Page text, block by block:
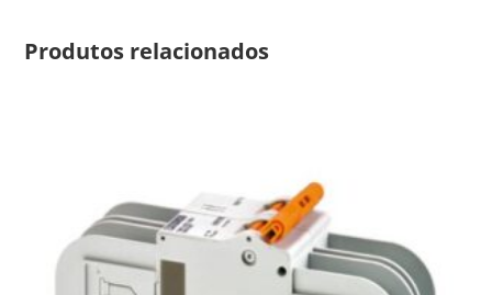
Produtos relacionados